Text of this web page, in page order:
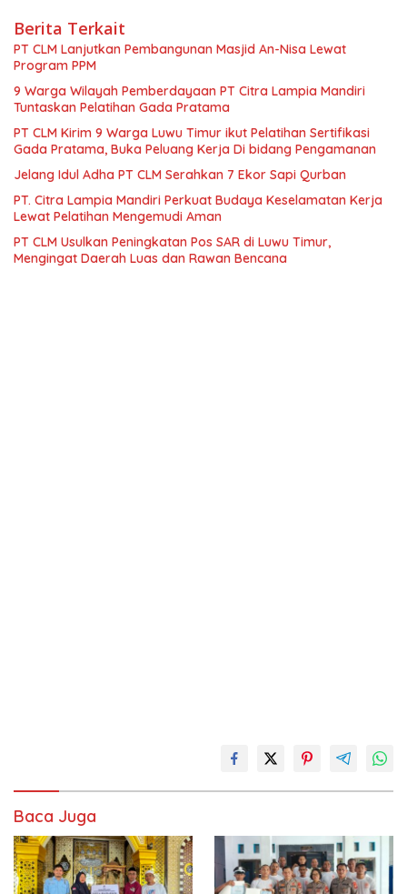
Berita Terkait
PT CLM Lanjutkan Pembangunan Masjid An-Nisa Lewat
Program PPM
9 Warga Wilayah Pemberdayaan PT Citra Lampia Mandiri
Tuntaskan Pelatihan Gada Pratama
PT CLM Kirim 9 Warga Luwu Timur ikut Pelatihan Sertifikasi
Gada Pratama, Buka Peluang Kerja Di bidang Pengamanan
Jelang Idul Adha PT CLM Serahkan 7 Ekor Sapi Qurban
PT. Citra Lampia Mandiri Perkuat Budaya Keselamatan Kerja
Lewat Pelatihan Mengemudi Aman
PT CLM Usulkan Peningkatan Pos SAR di Luwu Timur,
Mengingat Daerah Luas dan Rawan Bencana
Baca Juga